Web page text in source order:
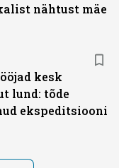
nähtust mäe
kesk
lund: tõde
ekspeditsiooni